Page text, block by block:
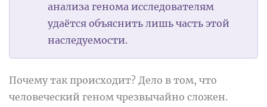
анализа генома исследователям
удаётся объяснить лишь часть этой
наследуемости.
Почему так происходит? Дело в том, что
человеческий геном чрезвычайно сложен.